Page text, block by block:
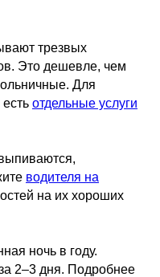
трезвых
Это дешевле, чем
Для
отдельные услуги
водителя на
на их хороших
ночь в году.
2–3 дня. Подробнее